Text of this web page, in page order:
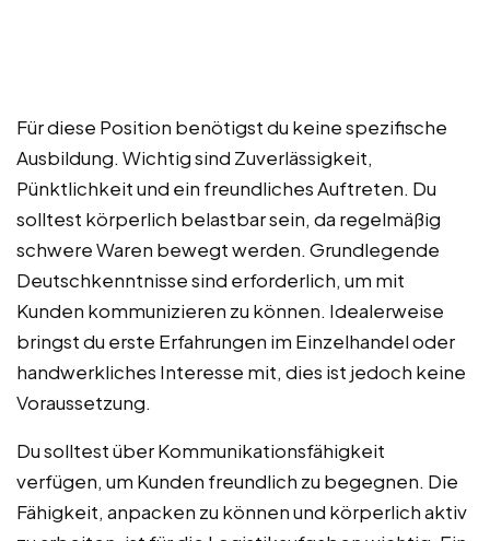
Für diese Position benötigst du keine spezifische
Ausbildung. Wichtig sind Zuverlässigkeit,
Pünktlichkeit und ein freundliches Auftreten. Du
solltest körperlich belastbar sein, da regelmäßig
schwere Waren bewegt werden. Grundlegende
Deutschkenntnisse sind erforderlich, um mit
Kunden kommunizieren zu können. Idealerweise
bringst du erste Erfahrungen im Einzelhandel oder
handwerkliches Interesse mit, dies ist jedoch keine
Voraussetzung.
Du solltest über Kommunikationsfähigkeit
verfügen, um Kunden freundlich zu begegnen. Die
Fähigkeit, anpacken zu können und körperlich aktiv